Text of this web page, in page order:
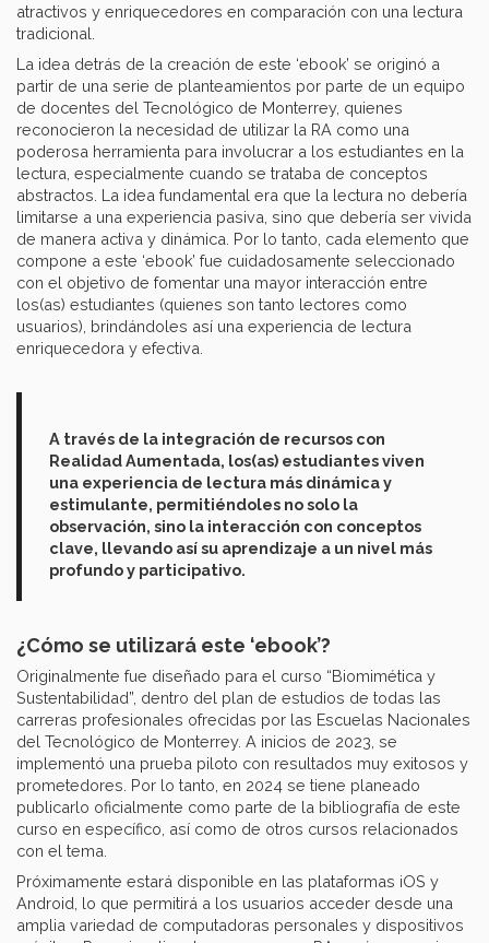
atractivos y enriquecedores en comparación con una lectura
tradicional.
La idea detrás de la creación de este ‘ebook’ se originó a
partir de una serie de planteamientos por parte de un equipo
de docentes del Tecnológico de Monterrey, quienes
reconocieron la necesidad de utilizar la RA como una
poderosa herramienta para involucrar a los estudiantes en la
lectura, especialmente cuando se trataba de conceptos
abstractos. La idea fundamental era que la lectura no debería
limitarse a una experiencia pasiva, sino que debería ser vivida
de manera activa y dinámica. Por lo tanto, cada elemento que
compone a este ‘ebook’ fue cuidadosamente seleccionado
con el objetivo de fomentar una mayor interacción entre
los(as) estudiantes (quienes son tanto lectores como
usuarios), brindándoles así una experiencia de lectura
enriquecedora y efectiva.
A través de la integración de recursos con
Realidad Aumentada, los(as) estudiantes viven
una experiencia de lectura más dinámica y
estimulante, permitiéndoles no solo la
observación, sino la interacción con conceptos
clave, llevando así su aprendizaje a un nivel más
profundo y participativo.
¿Cómo se utilizará este ‘ebook’?
Originalmente fue diseñado para el curso “Biomimética y
Sustentabilidad”, dentro del plan de estudios de todas las
carreras profesionales ofrecidas por las Escuelas Nacionales
del Tecnológico de Monterrey. A inicios de 2023, se
implementó una prueba piloto con resultados muy exitosos y
prometedores. Por lo tanto, en 2024 se tiene planeado
publicarlo oficialmente como parte de la bibliografía de este
curso en específico, así como de otros cursos relacionados
con el tema.
Próximamente estará disponible en las plataformas iOS y
Android, lo que permitirá a los usuarios acceder desde una
amplia variedad de computadoras personales y dispositivos